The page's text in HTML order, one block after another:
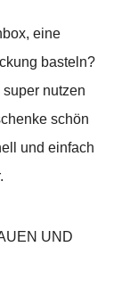
eine
basteln?
nutzen
schön
und einfach
UND